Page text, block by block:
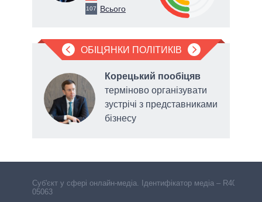
107 Всього
ОБІЦЯНКИ ПОЛІТИКІВ
Корецький пообіцяв
терміново організувати
зустрічі з представниками
бізнесу
Cуб'єкт у сфері онлайн-медіа. Ідентифікатор медіа – R40-
05063